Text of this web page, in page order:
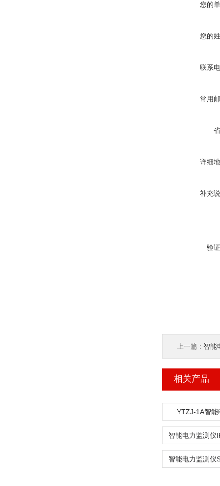
您的
您的
联系
常用
详细
补充
验
上一篇 : 智能
相关产品
YTZJ-1A智能